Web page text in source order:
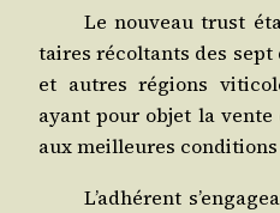
Le nou­veau trust
taires récol­tants des
et autres régions
ayant pour objet la
aux meilleures
L’adhérent